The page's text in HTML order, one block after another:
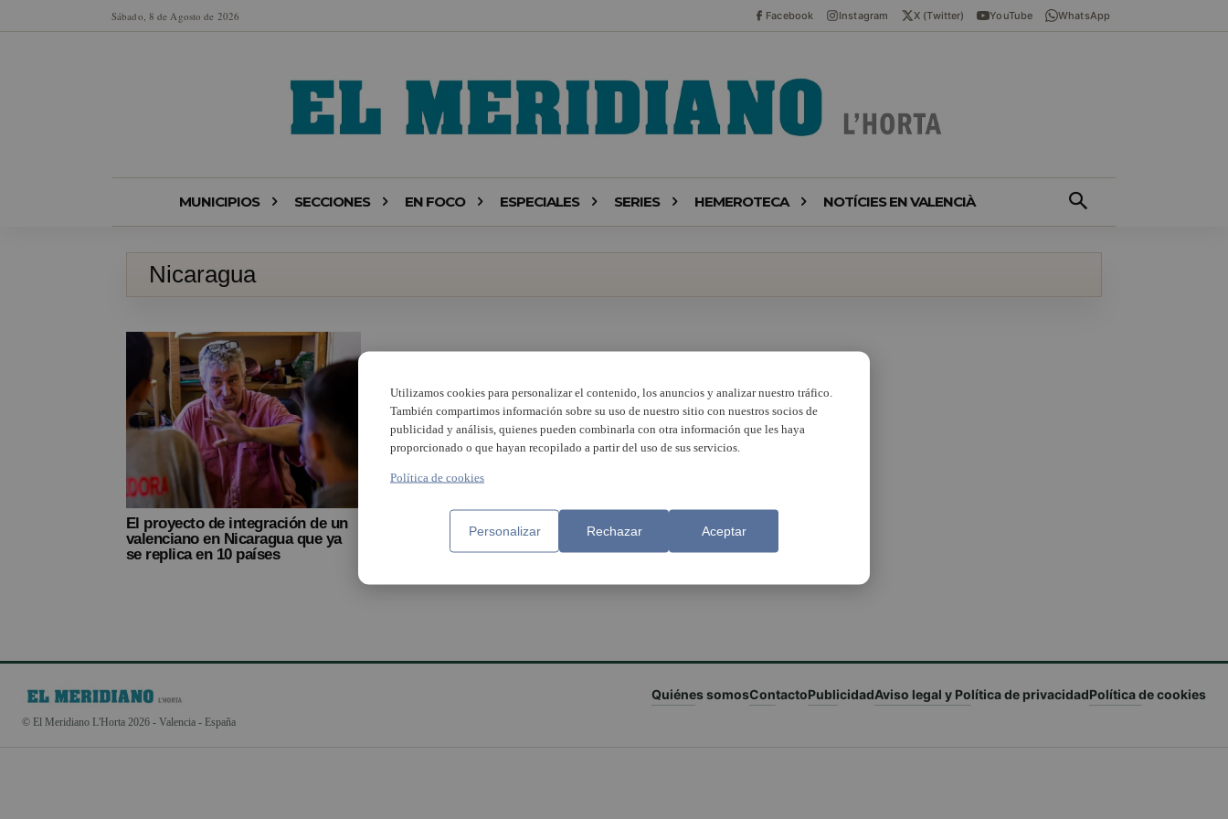
Sábado, 8 de Agosto de 2026 Facebook Instagram X (Twitter) YouTube WhatsApp
MUNICIPIOS SECCIONES EN FOCO ESPECIALES SERIES HEMEROTECA NOTÍCIES EN VALENCIÀ
Nicaragua
El proyecto de integración de un
valenciano en Nicaragua que ya
se replica en 10 países
© El Meridiano L'Horta 2026 - Valencia - España
Quiénes somosContactoPublicidadAviso legal y Política de privacidadPolítica de cookies
Utilizamos cookies para personalizar el contenido, los anuncios y analizar nuestro tráfico.
También compartimos información sobre su uso de nuestro sitio con nuestros socios de
publicidad y análisis, quienes pueden combinarla con otra información que les haya
proporcionado o que hayan recopilado a partir del uso de sus servicios.
Política de cookies
Personalizar Rechazar Aceptar